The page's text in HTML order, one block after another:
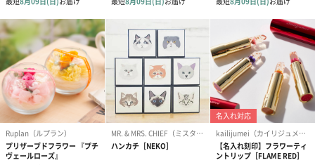
写真付きメッセージカ
ード（680円）
写真付きメッセージカ
ード（Thank you）ピ
ンク（680円）
【誕生日】
Birthday ホワ
刷なし）（
ラッピング
ギフトラッピングを施してお届けいたします。